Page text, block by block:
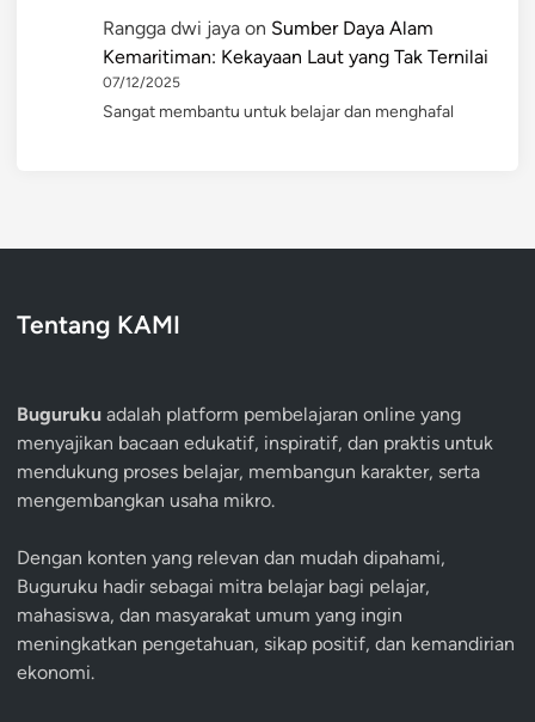
Rangga dwi jaya on Sumber Daya Alam
Kemaritiman: Kekayaan Laut yang Tak Ternilai
07/12/2025
Sangat membantu untuk belajar dan menghafal
Tentang KAMI
Buguruku adalah platform pembelajaran online yang
menyajikan bacaan edukatif, inspiratif, dan praktis untuk
mendukung proses belajar, membangun karakter, serta
mengembangkan usaha mikro.
Dengan konten yang relevan dan mudah dipahami,
Buguruku hadir sebagai mitra belajar bagi pelajar,
mahasiswa, dan masyarakat umum yang ingin
meningkatkan pengetahuan, sikap positif, dan kemandirian
ekonomi.